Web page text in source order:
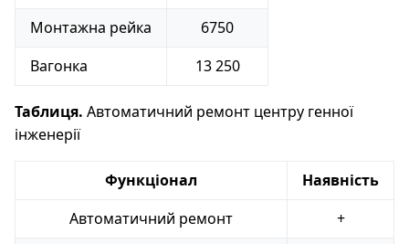
Монтажна рейка
6750
Вагонка
13 250
Таблиця. Автоматичний ремонт центру генної
інженерії
Функціонал
Наявність
Автоматичний ремонт
+